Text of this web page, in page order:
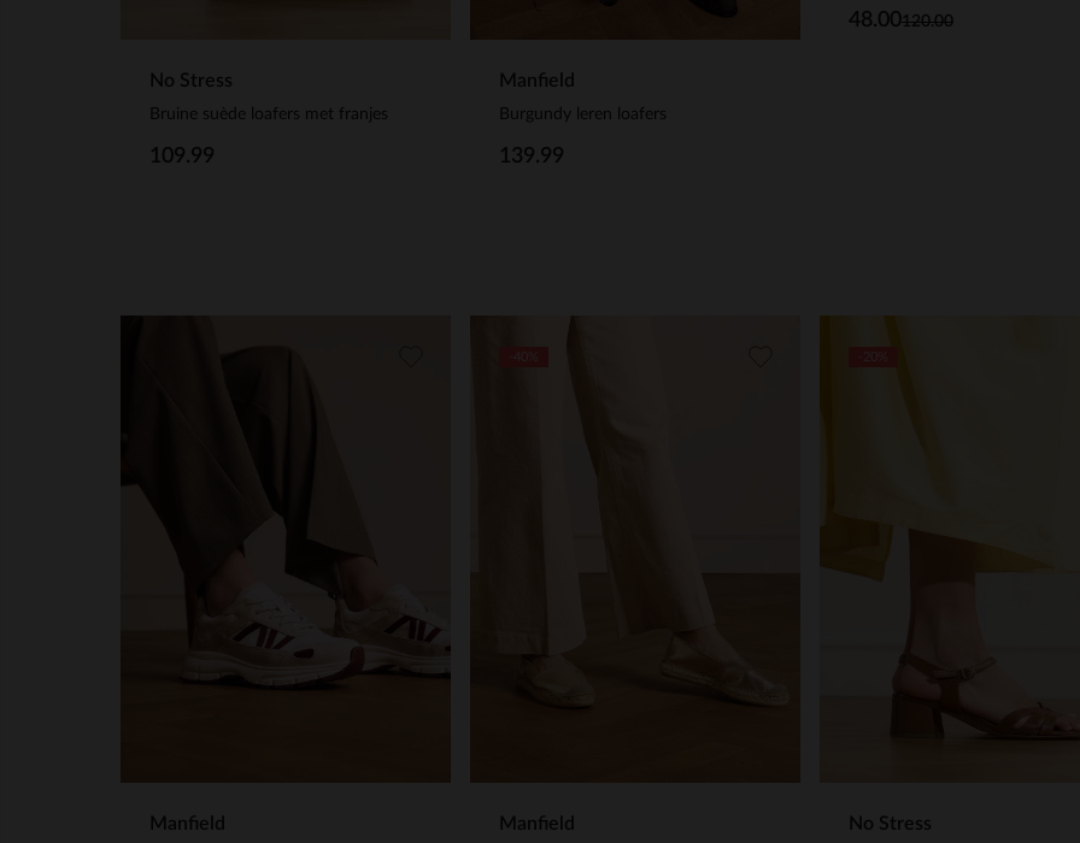
No Stress
Bruine suède loafers met franjes
109.99
Manfield
Burgundy leren loafers
139.99
120.00
48.00
Manfield Manfield No Stress